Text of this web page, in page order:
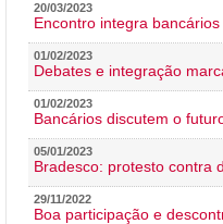
20/03/2023
Encontro integra
01/02/2023
Debates e integração
01/02/2023
Bancários discutem o
05/01/2023
Bradesco: protesto contra
29/11/2022
Boa participação e